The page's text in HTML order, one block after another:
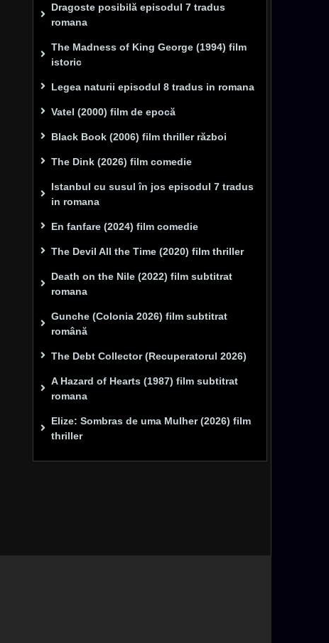
Dragoste posibilă episodul 7 tradus
romana
The Madness of King George (1994) film
istoric
Legea naturii episodul 8 tradus in romana
Vatel (2000) film de epocă
Black Book (2006) film thriller război
The Dink (2026) film comedie
Istanbul cu susul în jos episodul 7 tradus
in romana
En fanfare (2024) film comedie
The Devil All the Time (2020) film thriller
Death on the Nile (2022) film subtitrat
romana
Gunche (Colonia 2026) film subtitrat
română
The Debt Collector (Recuperatorul 2026)
A Hazard of Hearts (1987) film subtitrat
romana
Elize: Sombras de uma Mulher (2026) film
thriller